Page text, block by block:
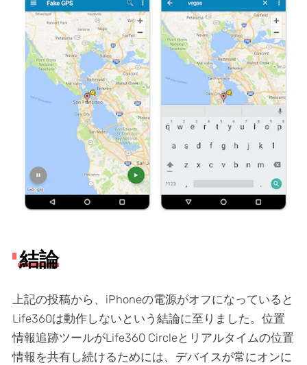
結論
上記の投稿から、iPhoneの電源がオフになっていると
Life360は動作しないという結論に至りました。位置
情報追跡ツールがLife360 Circleとリアルタイムの位置
情報を共有し続けるためには、デバイスが常にオンに